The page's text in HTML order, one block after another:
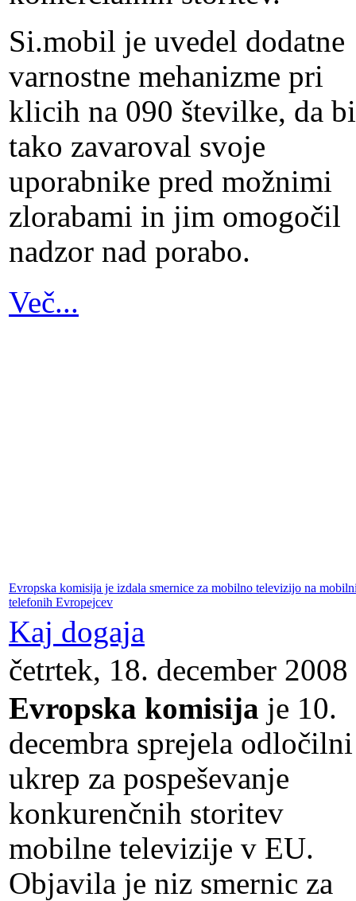
Si.mobil je uvedel dodatne
varnostne mehanizme pri
klicih na 090 številke, da bi
tako zavaroval svoje
uporabnike pred možnimi
zlorabami in jim omogočil
nadzor nad porabo.
Več...
Evropska komisija je izdala smernice za mobilno televizijo na
telefonih Evropejcev
Kaj dogaja
četrtek, 18. december 2008
Evropska komisija je 10.
decembra sprejela odločilni
ukrep za pospeševanje
konkurenčnih storitev
mobilne televizije v EU.
Objavila je niz smernic za